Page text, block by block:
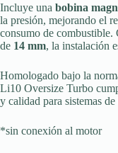
Incluye una bobina
la presión, mejorando el
consumo de combustible.
de 14 mm, la instalación
Homologado bajo la
Li10 Oversize Turbo
y calidad para sistemas
*sin conexión al motor